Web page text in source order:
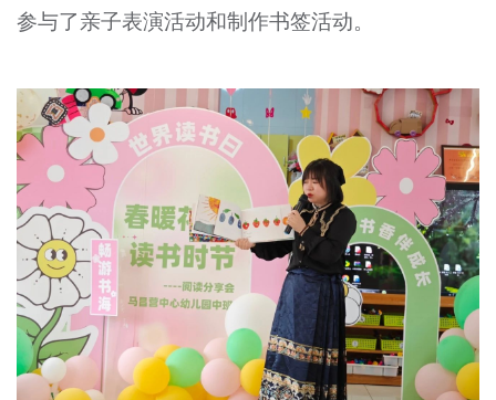
参与了亲子表演活动和制作书签活动。